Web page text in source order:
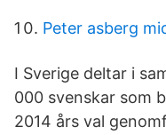
Peter asberg
I Sverige deltar i
000 svenskar som
2014 års val